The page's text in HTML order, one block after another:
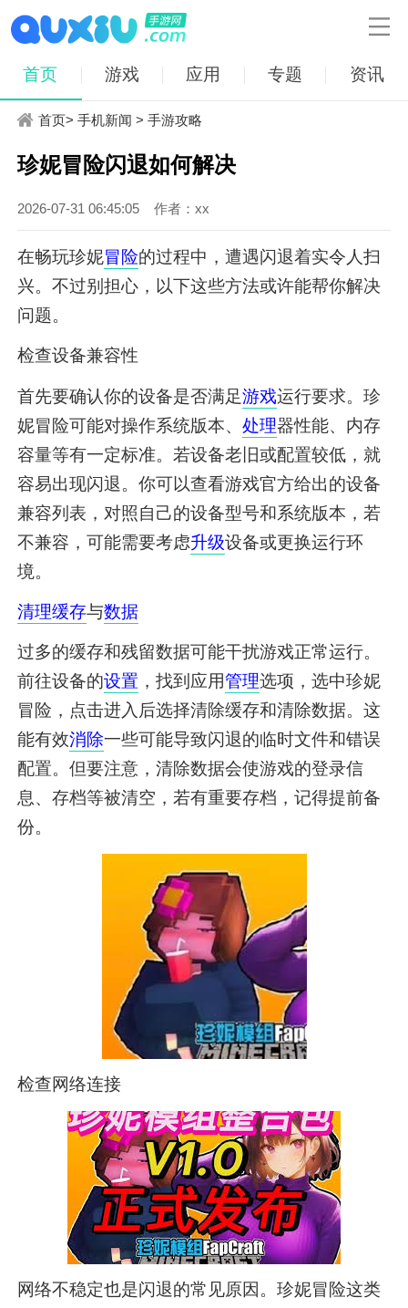

首页 游戏 应用 专题 资讯
首页>手机新闻 >手游攻略
珍妮冒险闪退如何解决
2026-07-31 06:45:05 作者：xx
在畅玩珍妮冒险的过程中，遭遇闪退着实令人扫
兴。不过别担心，以下这些方法或许能帮你解决
问题。
检查设备兼容性
首先要确认你的设备是否满足游戏运行要求。珍
妮冒险可能对操作系统版本、 处理器性能、内存
容量等有一定标准。若设备老旧或配置较低，就
容易出现闪退。你可以查看游戏官方给出的设备
兼容列表，对照自己的设备型号和系统版本，若
不兼容，可能需要考虑升级设备或更换运行环
境。
清理缓存与数据
过多的缓存和残留数据可能干扰游戏正常运行。
前往设备的设置 ，找到应用管理选项，选中珍妮
冒险，点击进入后选择清除缓存和清除数据。这
能有效消除一些可能导致闪退的临时文件和错误
配置。但要注意，清除数据会使游戏的登录信
息、存档等被清空，若有重要存档，记得提前备
份。
检查网络连接
网络不稳定也是闪退的常见原因。珍妮冒险这类